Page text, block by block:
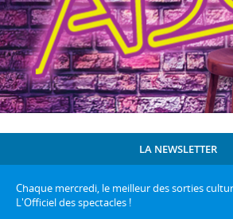
LA NEWSLETTER
Chaque mercredi, le meilleur des sorties
L'Officiel des spectacles !